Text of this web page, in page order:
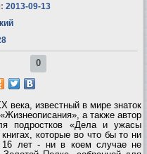
2013-09-13
0
века, известный в мире знаток
а также автор
подростков «Дела и ужасы
которые во что бы то ни
16 лет - ни в коем случае не